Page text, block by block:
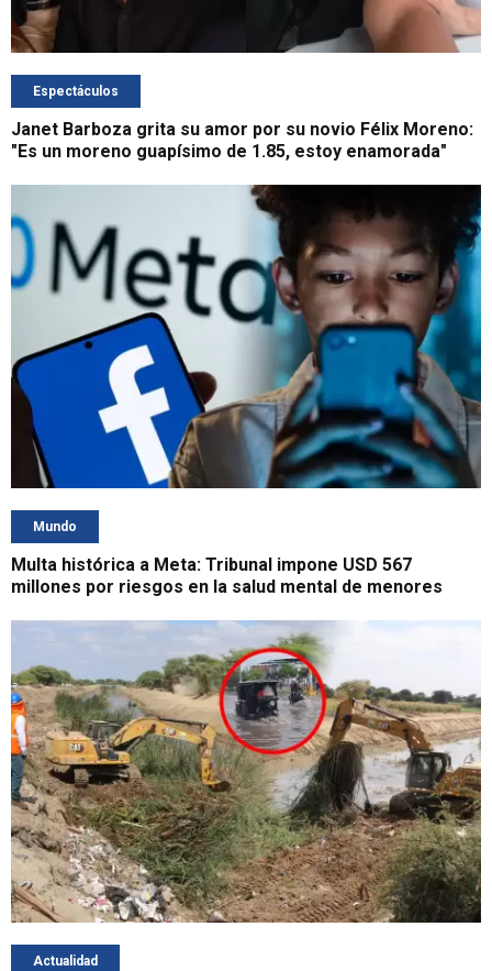
Espectáculos
Janet Barboza grita su amor por su novio Félix Moreno:
"Es un moreno guapísimo de 1.85, estoy enamorada"
Mundo
Multa histórica a Meta: Tribunal impone USD 567
millones por riesgos en la salud mental de menores
Actualidad